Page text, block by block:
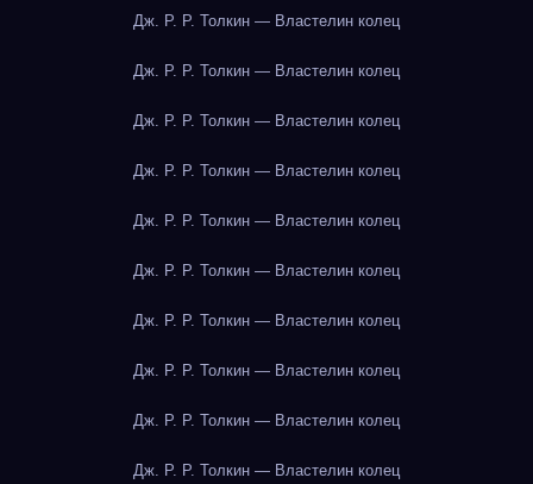
Дж. Р. Р. Толкин — Властелин колец
Дж. Р. Р. Толкин — Властелин колец
Дж. Р. Р. Толкин — Властелин колец
Дж. Р. Р. Толкин — Властелин колец
Дж. Р. Р. Толкин — Властелин колец
Дж. Р. Р. Толкин — Властелин колец
Дж. Р. Р. Толкин — Властелин колец
Дж. Р. Р. Толкин — Властелин колец
Дж. Р. Р. Толкин — Властелин колец
Дж. Р. Р. Толкин — Властелин колец